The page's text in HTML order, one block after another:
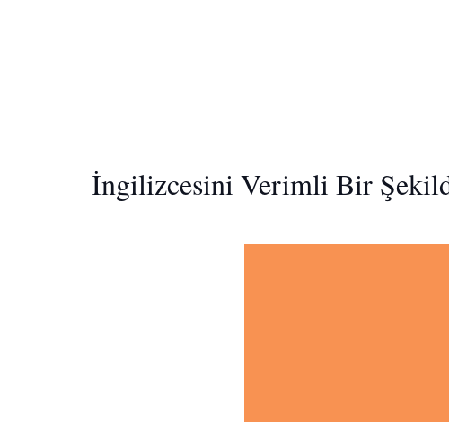
İngilizcesini Verimli Bir